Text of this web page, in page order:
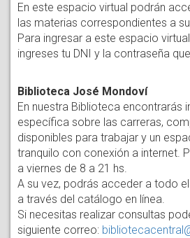
En este espacio virtual podrán
las materias correspondientes a
Para ingresar a este espacio
ingreses tu DNI y la contraseña
Biblioteca José Mondoví
En nuestra Biblioteca encontrarás
específica sobre las carreras,
disponibles para trabajar y un
tranquilo con conexión a internet.
a viernes de 8 a 21 hs.
A su vez, podrás acceder a todo
a través del catálogo en línea.
Si necesitas realizar consultas
siguiente correo: